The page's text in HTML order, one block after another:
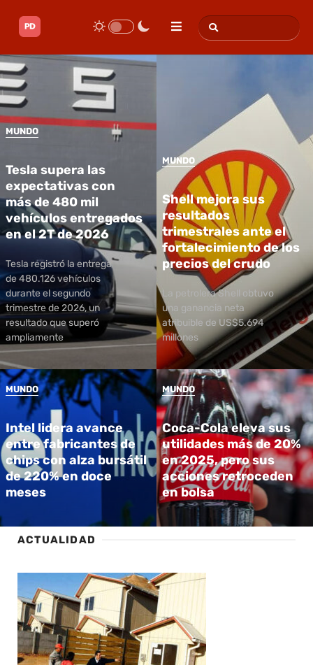
MUNDO
Tesla supera las
expectativas con
más de 480 mil
vehículos entregados
en el 2T de 2026
Tesla registró la entrega
de 480.126 vehículos
durante el segundo
trimestre de 2026, un
resultado que superó
ampliamente
MUNDO
Shell mejora sus
resultados
trimestrales ante el
fortalecimiento de los
precios del crudo
La petrolera Shell obtuvo
una ganancia neta
atribuible de US$5.694
millones
MUNDO
Intel lidera avance
entre fabricantes de
chips con alza bursátil
de 220% en doce
meses
MUNDO
Coca-Cola eleva sus
utilidades más de 20%
en 2025, pero sus
acciones retroceden
en bolsa
ACTUALIDAD